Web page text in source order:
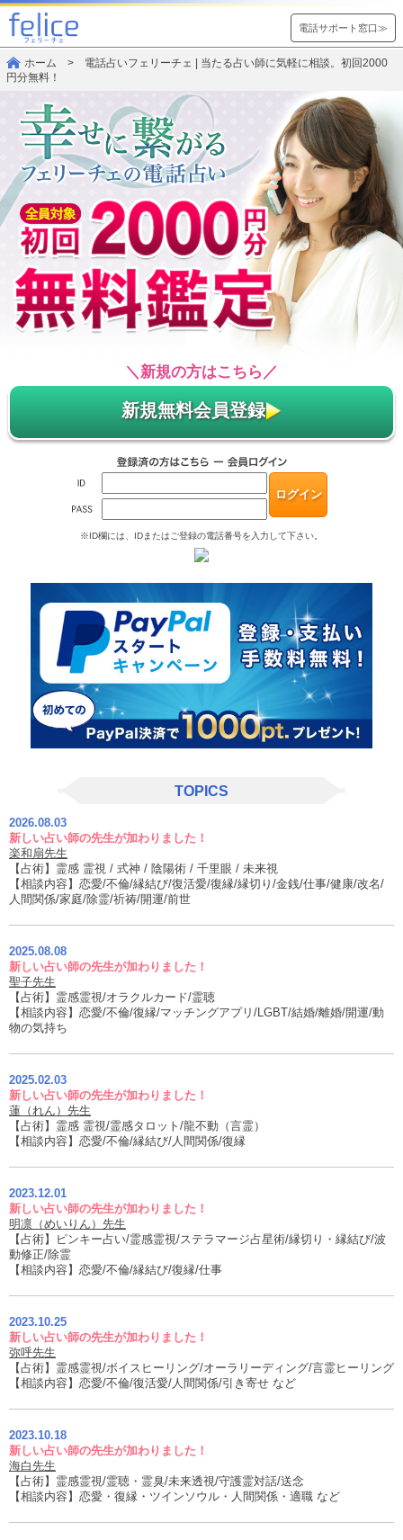
電話サポート窓口≫
ホーム > 電話占いフェリーチェ | 当たる占い師に気軽に相談。初回2000
円分無料！
＼新規の方はこちら／
新規無料会員登録
※ID欄には、IDまたはご登録の電話番号を入力して下さい。
TOPICS
2026.08.03
新しい占い師の先生が加わりました！
楽和扇先生
【占術】霊感 霊視 / 式神 / 陰陽術 / 千里眼 / 未来視
【相談内容】恋愛/不倫/縁結び/復活愛/復縁/縁切り/金銭/仕事/健康/改名/
人間関係/家庭/除霊/祈祷/開運/前世
2025.08.08
新しい占い師の先生が加わりました！
聖子先生
【占術】霊感霊視/オラクルカード/霊聴
【相談内容】恋愛/不倫/復縁/マッチングアプリ/LGBT/結婚/離婚/開運/動
物の気持ち
2025.02.03
新しい占い師の先生が加わりました！
蓮（れん）先生
【占術】霊感 霊視/霊感タロット/龍不動（言霊）
【相談内容】恋愛/不倫/縁結び/人間関係/復縁
2023.12.01
新しい占い師の先生が加わりました！
明凛（めいりん）先生
【占術】ピンキー占い/霊感霊視/ステラマージ占星術/縁切り・縁結び/波
動修正/除霊
【相談内容】恋愛/不倫/縁結び/復縁/仕事
2023.10.25
新しい占い師の先生が加わりました！
弥呼先生
【占術】霊感霊視/ボイスヒーリング/オーラリーディング/言霊ヒーリング
【相談内容】恋愛/不倫/復活愛/人間関係/引き寄せ など
2023.10.18
新しい占い師の先生が加わりました！
海白先生
【占術】霊感霊視/霊聴・霊臭/未来透視/守護霊対話/送念
【相談内容】恋愛・復縁・ツインソウル・人間関係・適職 など